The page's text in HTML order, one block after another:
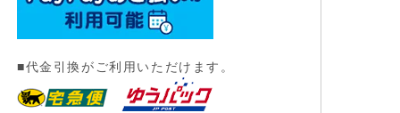
■代金引換がご利用いただけます。